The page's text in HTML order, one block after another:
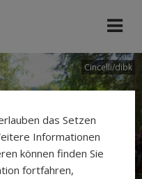
Cincelli/dibk
das Setzen
Informationen
können finden Sie
fortfahren,